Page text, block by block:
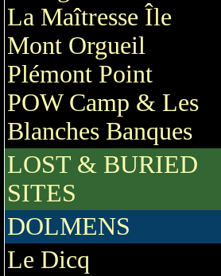
La Maîtresse Île
Mont Orgueil
Plémont Point
POW Camp & Les
Blanches Banques
LOST & BURIED
SITES
DOLMENS
Le Dicq